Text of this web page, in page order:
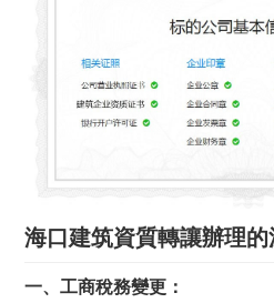
海口建筑資質轉讓辦理的
一、工商稅務變更：